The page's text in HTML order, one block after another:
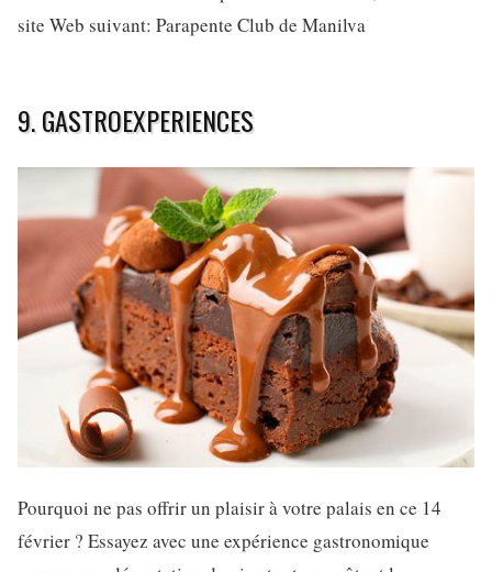
site Web suivant: Parapente Club de Manilva
9. GASTROEXPERIENCES
Pourquoi ne pas offrir un plaisir à votre palais en ce 14
février ? Essayez avec une expérience gastronomique